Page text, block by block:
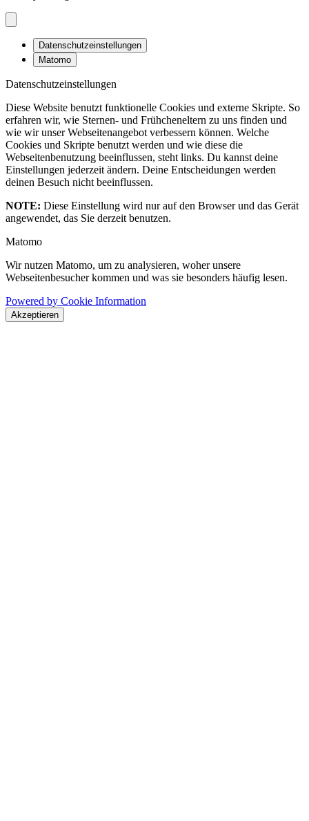
Datenschutzeinstellungen
Matomo
Datenschutzeinstellungen
Diese Website benutzt funktionelle Cookies und externe Skripte. So
erfahren wir, wie Sternen- und Frühcheneltern zu uns finden und
wie wir unser Webseitenangebot verbessern können. Welche
Cookies und Skripte benutzt werden und wie diese die
Webseitenbenutzung beeinflussen, steht links. Du kannst deine
Einstellungen jederzeit ändern. Deine Entscheidungen werden
deinen Besuch nicht beeinflussen.
NOTE: Diese Einstellung wird nur auf den Browser und das Gerät
angewendet, das Sie derzeit benutzen.
Matomo
Wir nutzen Matomo, um zu analysieren, woher unsere
Webseitenbesucher kommen und was sie besonders häufig lesen.
Powered by Cookie Information
Akzeptieren